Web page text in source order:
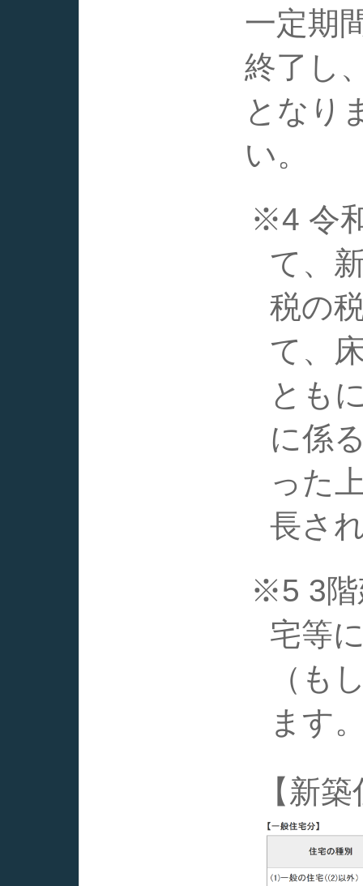
一定期
終了し
となり
い。
※4 令
て、
税の
て、
とも
に係
った
長さ
※5 3階
宅等
（も
ます
【新